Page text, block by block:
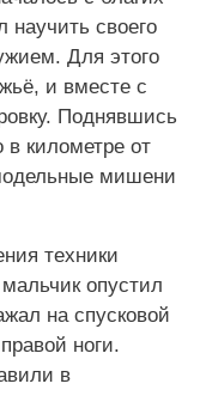
своего
Для этого
и вместе с
Поднявшись
в километре от
мишени
техники
опустил
на спусковой
ноги.
в